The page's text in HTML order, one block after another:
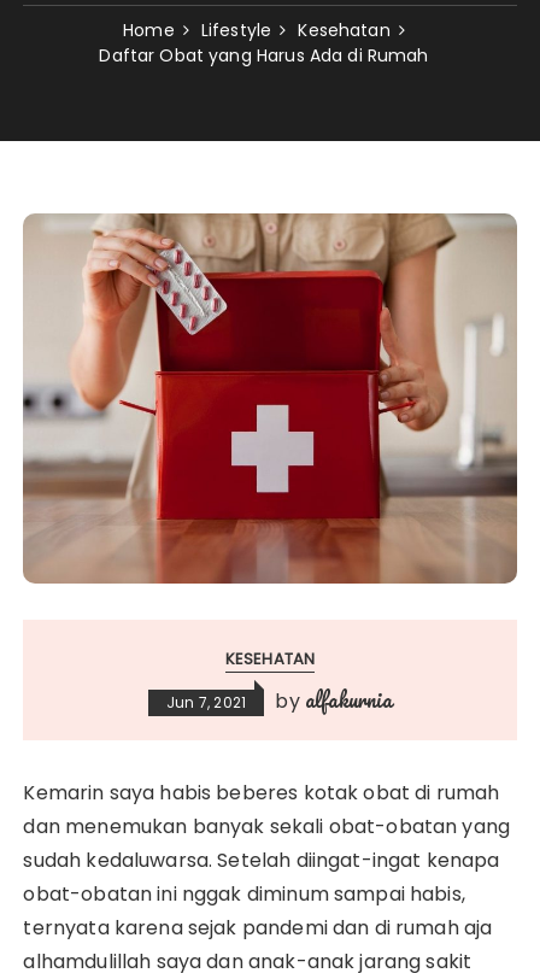
Home Lifestyle
Kesehatan
Daftar Obat yang Harus Ada di Rumah
KESEHATAN
Jun 7, 2021 by alfakurnia
Kemarin saya habis beberes kotak obat di rumah
dan menemukan banyak sekali obat-obatan yang
sudah kedaluwarsa. Setelah diingat-ingat kenapa
obat-obatan ini nggak diminum sampai habis,
ternyata karena sejak pandemi dan di rumah aja
alhamdulillah saya dan anak-anak jarang sakit